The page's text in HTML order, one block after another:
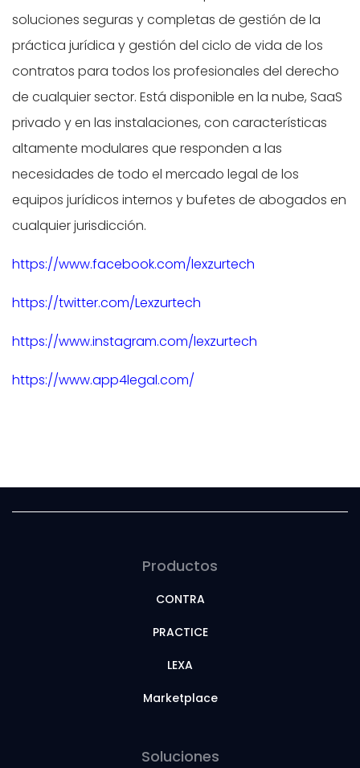
soluciones seguras y completas de gestión de la
práctica jurídica y gestión del ciclo de vida de los
contratos para todos los profesionales del derecho
de cualquier sector. Está disponible en la nube, SaaS
privado y en las instalaciones, con características
altamente modulares que responden a las
necesidades de todo el mercado legal de los
equipos jurídicos internos y bufetes de abogados en
cualquier jurisdicción.
https://www.facebook.com/lexzurtech
https://twitter.com/Lexzurtech
https://www.instagram.com/lexzurtech
https://www.app4legal.com/
Productos
CONTRA
PRACTICE
LEXA
Marketplace
Soluciones